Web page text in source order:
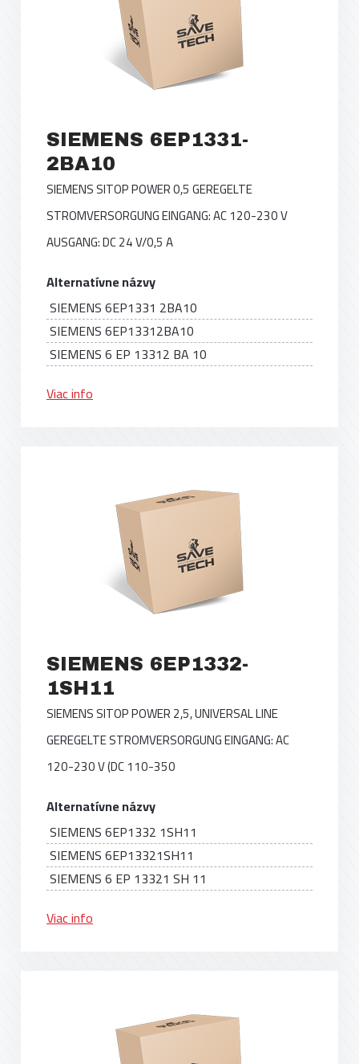
SIEMENS 6EP1331-
2BA10
SIEMENS SITOP POWER 0,5 GEREGELTE
STROMVERSORGUNG EINGANG: AC 120-230 V
AUSGANG: DC 24 V/0,5 A
Alternatívne názvy
SIEMENS 6EP1331 2BA10
SIEMENS 6EP13312BA10
SIEMENS 6 EP 13312 BA 10
Viac info
SIEMENS 6EP1332-
1SH11
SIEMENS SITOP POWER 2,5, UNIVERSAL LINE
GEREGELTE STROMVERSORGUNG EINGANG: AC
120-230 V (DC 110-350
Alternatívne názvy
SIEMENS 6EP1332 1SH11
SIEMENS 6EP13321SH11
SIEMENS 6 EP 13321 SH 11
Viac info